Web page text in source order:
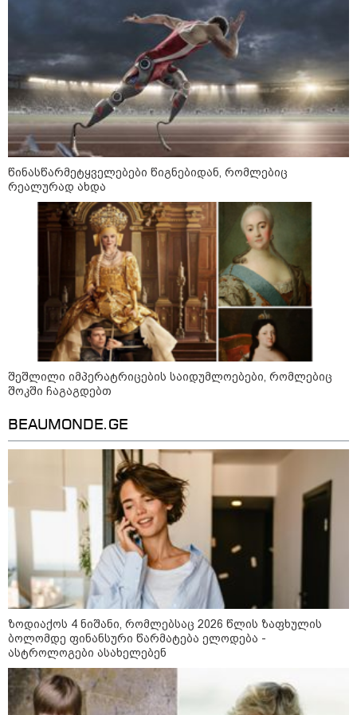
ძვირი და ყველაზე იაფი
09:05 / 07-08-2026
მკვლელობა პირდაპირ ეთერში:
ცნობილ "ტიკტოკერს" ლაივის
დროს ესროლეს, ის ადგილზე
გარდაიცვალა - რას ამბობს
მომხდარზე მექსიკის პოლიცია
“არ მინდა, ბაიდენივით
სცენიდან გადავარდეს“ -
დონალდ ტრამპის სიტყვით
გამოსვლისას დამსწრეები
სახალისო შემთხვევის მოწმენი
გახდნენ
10:52 / 06-08-2026
ვაშინგტონს რაკეტების
დეფიციტი აქვს? - მედიის
ცნობით, დონალდ ტრამპი პიტ
ჰეგსეთს დაუპირისპირდა:
დეტალები
კატეგორიის ყველა სიახლე
ნია იმნაძის ადვოკატი
საავადმყოფოში გადაღებულ
კადრებს ავრცელებს
სასამართლოში გიგა ავალიანის
საქმეზე დაკავებული
არასრულწლოვნების - ნია
იმნაძისა და ანასტასია
ბერუაშვილის პროცესი
მიმდინარეობს
წინასწარმეტყველებები წიგნებიდან, რომლებიც
რეალურად ახდა
შეშლილი იმპერატრიცების საიდუმლოებები, რომლებიც
შოკში ჩაგაგდებთ
BEAUMONDE.GE
ზოდიაქოს 4 ნიშანი, რომლებსაც 2026 წლის ზაფხულის
ბოლომდე ფინანსური წარმატება ელოდება -
ასტროლოგები ასახელებენ